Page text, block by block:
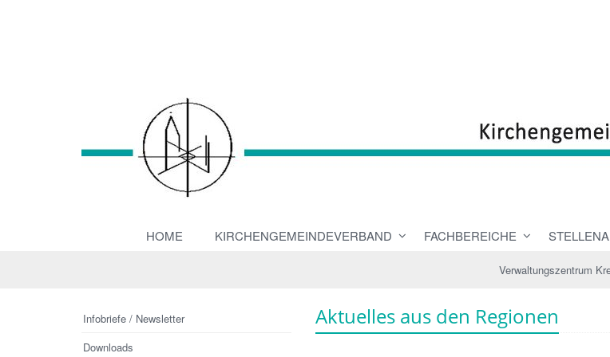
HOME KIRCHENGEMEINDEVERBAND FACHBEREICHE
Verwaltungszentrum
Aktuelles aus den Regionen
Infobriefe / Newsletter
Downloads